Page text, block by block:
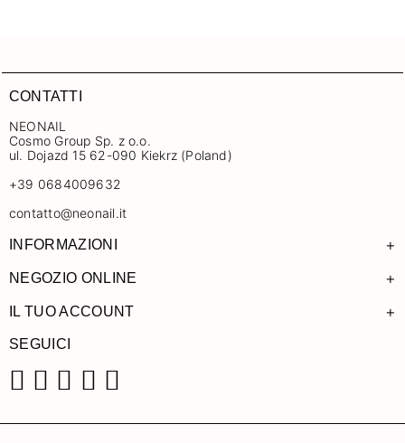
CONTATTI
NEONAIL
Cosmo Group Sp. z o.o.
ul. Dojazd 15 62-090 Kiekrz (Poland)
+39 0684009632
contatto@neonail.it
INFORMAZIONI +
NEGOZIO ONLINE +
IL TUO ACCOUNT +
SEGUICI